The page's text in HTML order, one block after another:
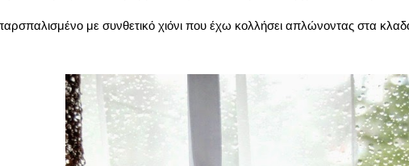
με συνθετικό χιόνι που έχω κολλήσει απλώνοντας στα